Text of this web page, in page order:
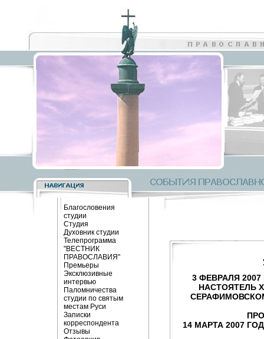
Благословения
студии
Студия
Духовник студии
Телепрограмма
"ВЕСТНИК
ПРАВОСЛАВИЯ"
Премьеры
Эксклюзивные
интервью
Паломничества
студии по святым
местам Руси
Записки
корреспондента
Отзывы
3 ФЕВРАЛЯ2007
НАСТОЯТЕЛЬ
14 МАРТА 2007